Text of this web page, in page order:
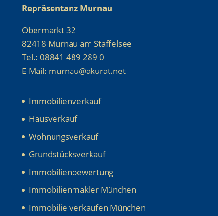
Repräsentanz Murnau
Obermarkt 32
82418 Murnau am Staffelsee
Tel.: 08841 489 289 0
E-Mail: murnau@akurat.net
Immobilienverkauf
Hausverkauf
Wohnungsverkauf
Grundstücksverkauf
Immobilienbewertung
Immobilienmakler München
Immobilie verkaufen München